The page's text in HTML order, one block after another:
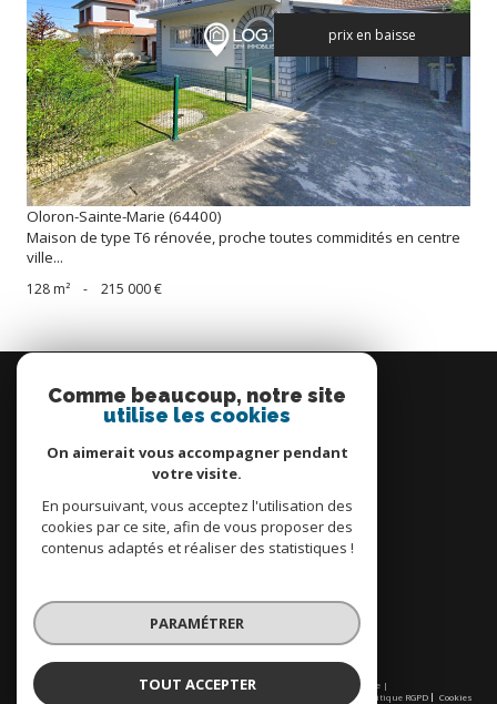
prix en baisse
voir le bien
Oloron-Sainte-Marie (64400)
Maison de type T6 rénovée, proche toutes commidités en centre
ville...
128 m² - 215 000 €
connecter
© 2026 | Tous droits réservés | Traduction powered by Google |
Nos honoraires
Politique RGPD Cookies
Comme beaucoup, notre site
utilise les cookies
On aimerait vous accompagner pendant
votre visite.
En poursuivant, vous acceptez l'utilisation des
cookies par ce site, afin de vous proposer des
contenus adaptés et réaliser des statistiques !
PARAMÉTRER
TOUT ACCEPTER